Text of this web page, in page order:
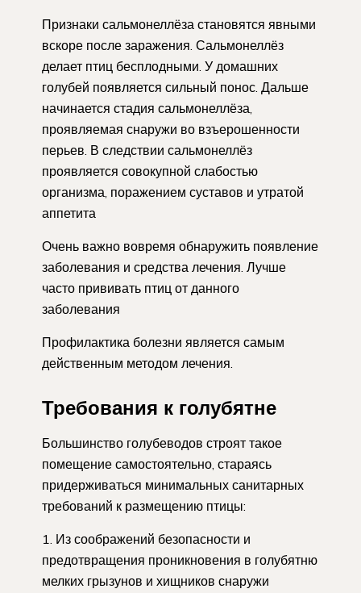
Признаки сальмонеллёза становятся явными
вскоре после заражения. Сальмонеллёз
делает птиц бесплодными. У домашних
голубей появляется сильный понос. Дальше
начинается стадия сальмонеллёза,
проявляемая снаружи во взъерошенности
перьев. В следствии сальмонеллёз
проявляется совокупной слабостью
организма, поражением суставов и утратой
аппетита
Очень важно вовремя обнаружить появление
заболевания и средства лечения. Лучше
часто прививать птиц от данного
заболевания
Профилактика болезни является самым
действенным методом лечения.
Требования к голубятне
Большинство голубеводов строят такое
помещение самостоятельно, стараясь
придерживаться минимальных санитарных
требований к размещению птицы:
Из соображений безопасности и
предотвращения проникновения в голубятню
мелких грызунов и хищников снаружи